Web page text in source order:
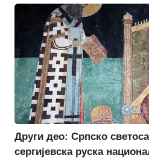
Други део: Српско
сергијевска руска